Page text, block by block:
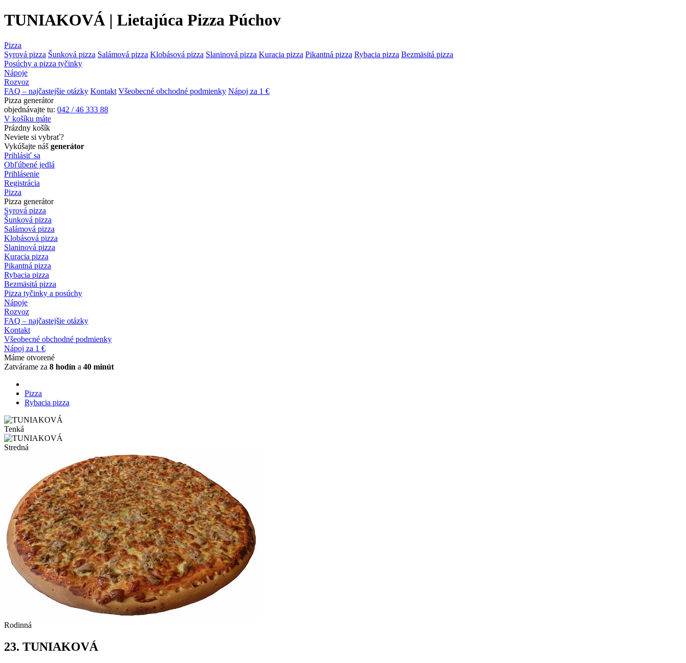
TUNIAKOVÁ | Lietajúca Pizza Púchov
Pizza
Syrová pizza Šunková pizza Salámová pizza Klobásová pizza Slaninová pizza Kuracia pizza Pikantná pizza Rybacia pizza Bezmäsitá pizza
Posúchy a pizza tyčinky
Nápoje
Rozvoz
FAQ – najčastejšie otázky Kontakt Všeobecné obchodné podmienky Nápoj za 1 €
Pizza generátor
objednávajte tu: 042 / 46 333 88
V košíku máte
Prázdny košík
Neviete si vybrať?
Vykúšajte náš generátor
Prihlásiť sa
Obľúbené jedlá
Prihlásenie
Registrácia
Pizza
Pizza generátor
Syrová pizza
Šunková pizza
Salámová pizza
Klobásová pizza
Slaninová pizza
Kuracia pizza
Pikantná pizza
Rybacia pizza
Bezmäsitá pizza
Pizza tyčinky a posúchy
Nápoje
Rozvoz
FAQ – najčastejšie otázky
Kontakt
Všeobecné obchodné podmienky
Nápoj za 1 €
Máme otvorené
Zatvárame za 8 hodín a 40 minút
Pizza
Rybacia pizza
Tenká
Stredná
Rodinná
23. TUNIAKOVÁ